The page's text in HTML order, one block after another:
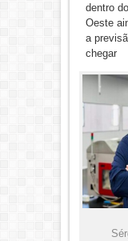
dentro
Oeste
a
chegar